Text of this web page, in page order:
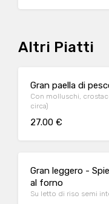
Altri Piatti
Gran paella di
Con molluschi,
circa)
27.00 €
Gran leggero -
al forno
Su letto di riso semi